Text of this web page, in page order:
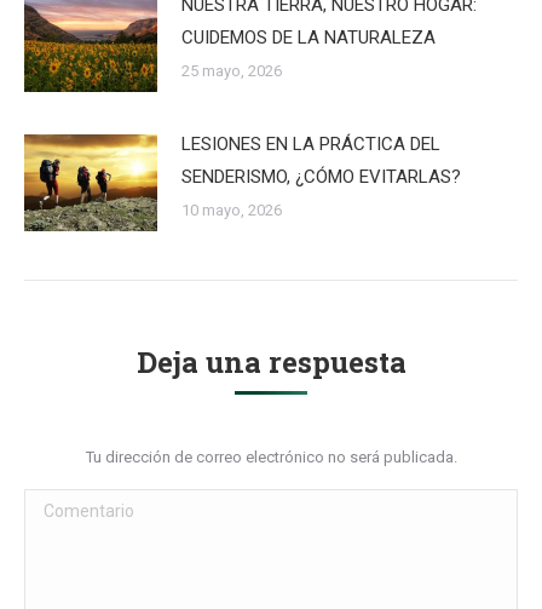
NUESTRA TIERRA, NUESTRO HOGAR:
CUIDEMOS DE LA NATURALEZA
25 mayo, 2026
LESIONES EN LA PRÁCTICA DEL
SENDERISMO, ¿CÓMO EVITARLAS?
10 mayo, 2026
Deja una respuesta
Tu dirección de correo electrónico no será publicada.
Comentario